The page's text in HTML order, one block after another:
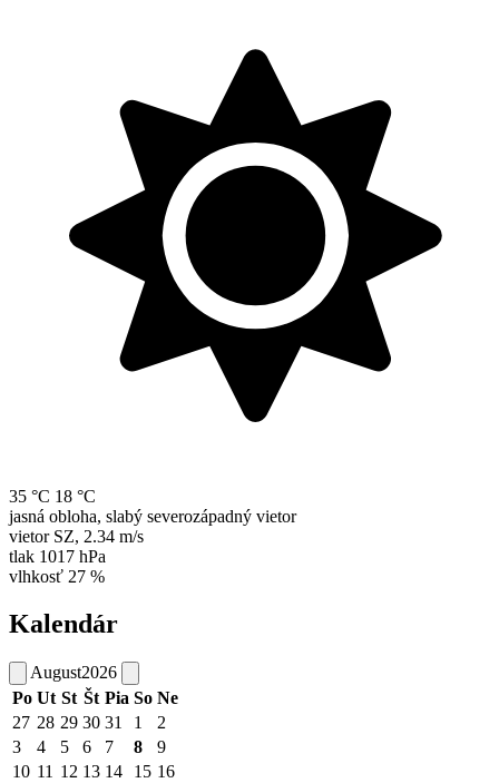
35 °C 18 °C
jasná obloha, slabý severozápadný vietor
vietor SZ, 2.34 m/s
tlak 1017 hPa
vlhkosť 27 %
Kalendár
August2026
Po Ut St Št Pia So Ne
27 28 29 30 31 1
2
3
4 5 6 7 8
9
10 11 12 13 14 15 16